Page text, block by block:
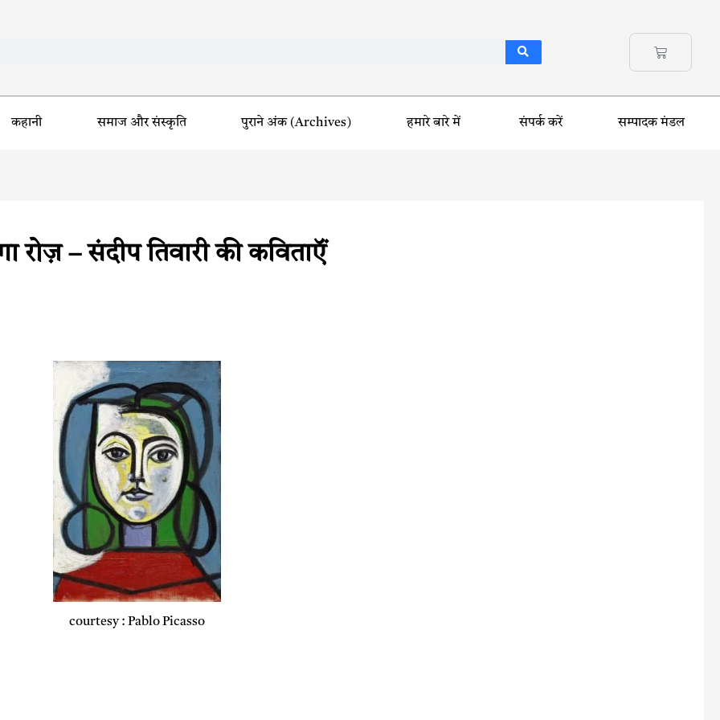
कहानी समाज और संस्कृति पुराने अंक (Archives) हमारे बारे में संपर्क करें सम्पादक मंडल
– संदीप तिवारी की कविताऍं
courtesy : Pablo Picasso